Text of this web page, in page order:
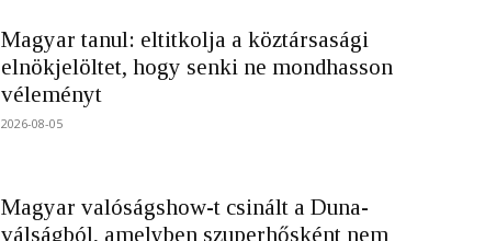
Magyar tanul: eltitkolja a köztársasági
elnökjelöltet, hogy senki ne mondhasson
véleményt
2026-08-05
Magyar valóságshow-t csinált a Duna-
válságból, amelyben szuperhősként nem